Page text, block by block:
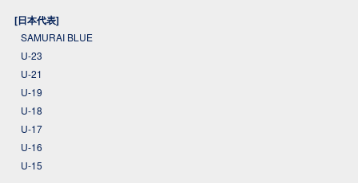
[日本代表]
SAMURAI BLUE
U-23
U-21
U-19
U-18
U-17
U-16
U-15